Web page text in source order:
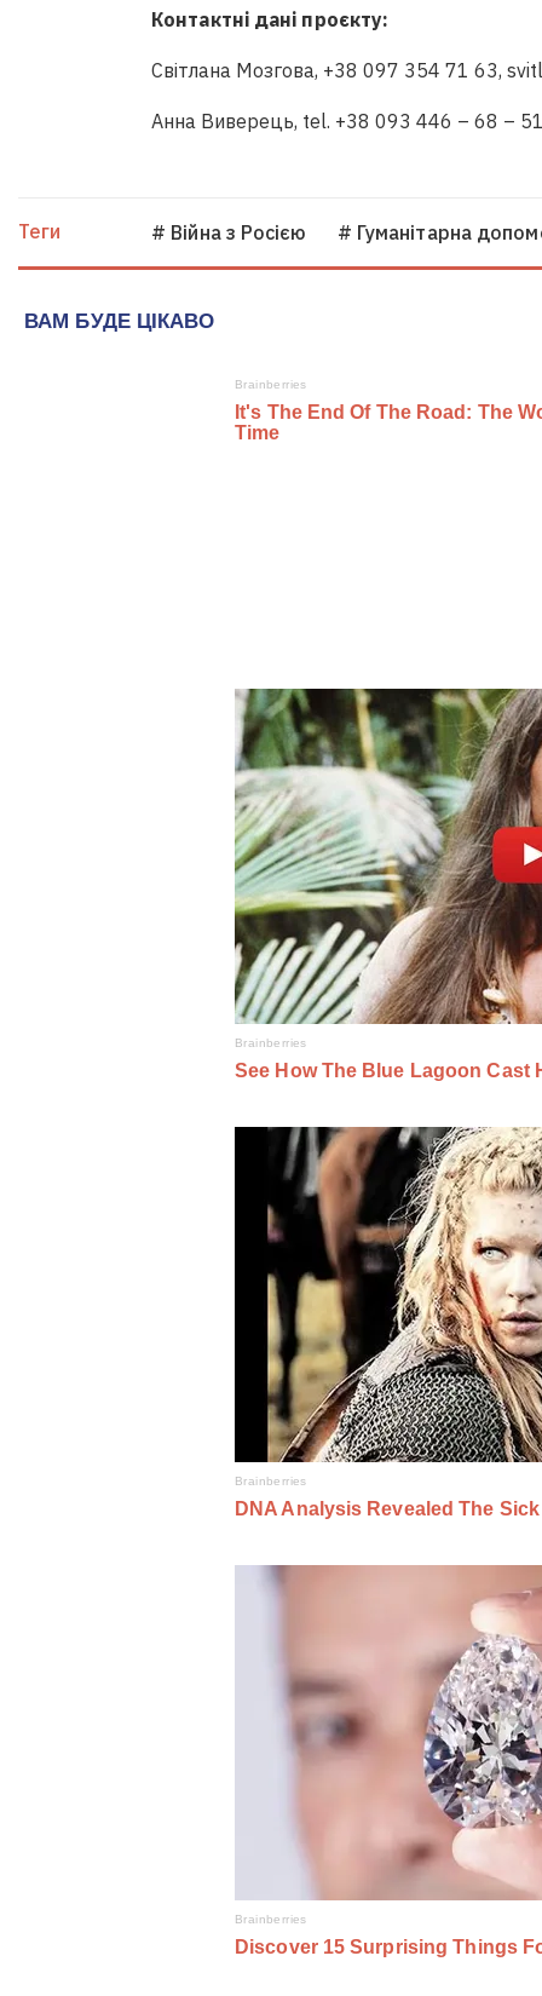
Контактні дані проєкту:
Світлана Мозгова, +38 097 354 71 63,
Анна Виверець, tel. +38 093 446 – 68 –
Теги # Війна з Росією # Гуманітарна